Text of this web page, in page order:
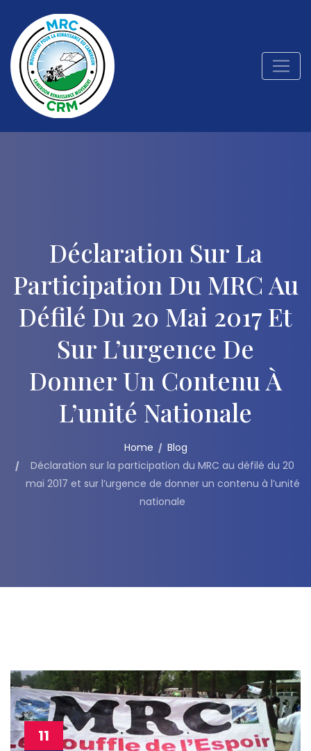
Déclaration Sur La
Participation Du MRC Au
Défilé Du 20 Mai 2017 Et
Sur L’urgence De
Donner Un Contenu À
L’unité Nationale
Home
Blog
Déclaration sur la participation du MRC au défilé du 20
mai 2017 et sur l’urgence de donner un contenu à l’unité
nationale
11